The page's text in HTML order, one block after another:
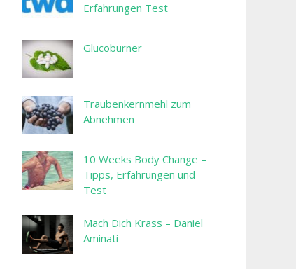
Erfahrungen Test
Glucoburner
Traubenkernmehl zum
Abnehmen
10 Weeks Body Change –
Tipps, Erfahrungen und
Test
Mach Dich Krass – Daniel
Aminati